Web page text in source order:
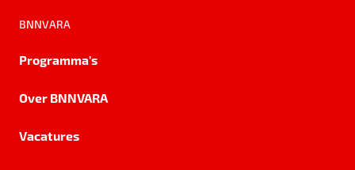
BNNVARA
Programma's
Over BNNVARA
Vacatures